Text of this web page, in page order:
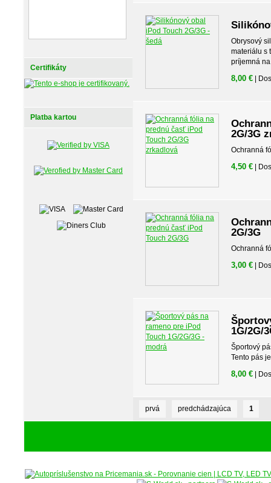
Certifikáty
Platba kartou
Obrysový
materiálu s
príjemná
8,00 € |
2G/3G
Ochranná
4,50 € |
2G/3G
Ochranná
3,00 € |
1G/2G/
Športový
Tento pás
8,00 € |
prvá predchádzajúca 1